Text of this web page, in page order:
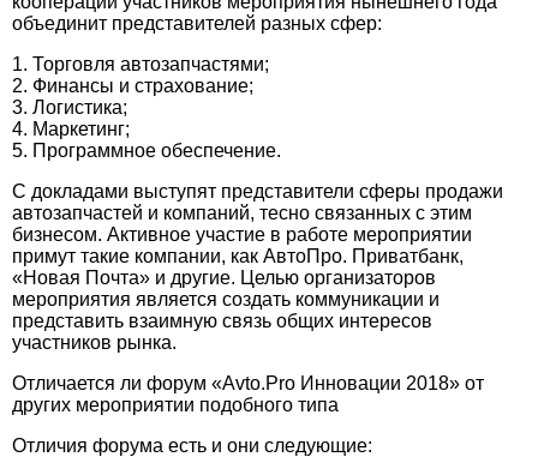
объединит представителей разных сфер:
1. Торговля автозапчастями;
2. Финансы и страхование;
3. Логистика;
4. Маркетинг;
5. Программное обеспечение.
С докладами выступят представители сферы продажи
автозапчастей и компаний, тесно связанных с этим
бизнесом. Активное участие в работе мероприятии
примут такие компании, как АвтоПро. Приватбанк,
«Новая Почта» и другие. Целью организаторов
мероприятия является создать коммуникации и
представить взаимную связь общих интересов
участников рынка.
Отличается ли форум «Avto.Pro Инновации 2018» от
других мероприятии подобного типа
Отличия форума есть и они следующие: